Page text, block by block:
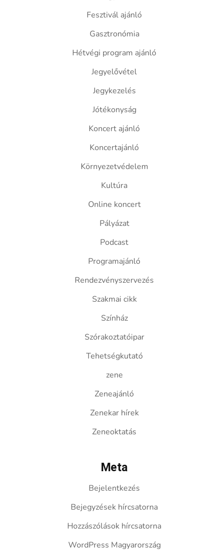
Fesztivál ajánló
Gasztronómia
Hétvégi program ajánló
Jegyelővétel
Jegykezelés
Jótékonyság
Koncert ajánló
Koncertajánló
Környezetvédelem
Kultúra
Online koncert
Pályázat
Podcast
Programajánló
Rendezvényszervezés
Szakmai cikk
Színház
Szórakoztatóipar
Tehetségkutató
zene
Zeneajánló
Zenekar hírek
Zeneoktatás
Meta
Bejelentkezés
Bejegyzések hírcsatorna
Hozzászólások hírcsatorna
WordPress Magyarország